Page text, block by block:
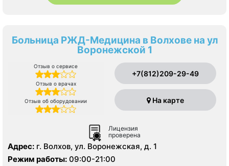
Больница РЖД-Медицина в Волхове на ул
Воронежской 1
Отзыв о сервисе
Отзыв о врачах
Отзыв об оборудовании
+7(812)209-29-49
На карте
Лицензия
проверена
Адрес: г. Волхов, ул. Воронежская, д. 1
Режим работы: 09:00-21:00